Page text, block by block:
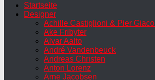
Startseite
Designer
Achille Castiglioni & Pier
Ake Fribyter
Alvar Aalto
André Vandenbeuck
Andreas Christen
Anton Lorenz
Arne Jacobsen